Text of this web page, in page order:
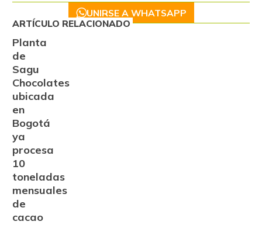
UNIRSE A WHATSAPP
ARTÍCULO RELACIONADO
Planta
de
Sagu
Chocolates
ubicada
en
Bogotá
ya
procesa
10
toneladas
mensuales
de
cacao